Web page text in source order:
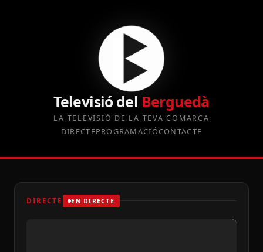
Televisió del Berguedà
LA TELEVISIÓ DE LA TEVA COMARCA
DIRECTEPROGRAMACIÓCONTACTE
DIRECTE EN DIRECTE